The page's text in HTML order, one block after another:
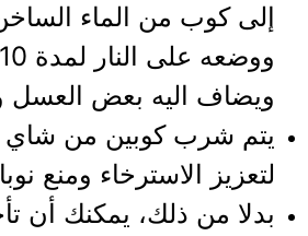
إلى كوب من الماء
ويضاف اليه بعض العسل
يتم شرب كوبين من شاي
لتعزيز الاسترخاء ومنع
بدلا من ذلك، يمكنك أن